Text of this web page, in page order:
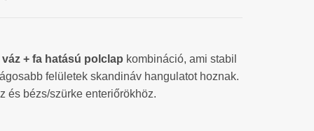
váz + fa hatású polclap kombináció, ami stabil
felületek skandináv hangulatot hoznak.
és bézs/szürke enteriőrökhöz.